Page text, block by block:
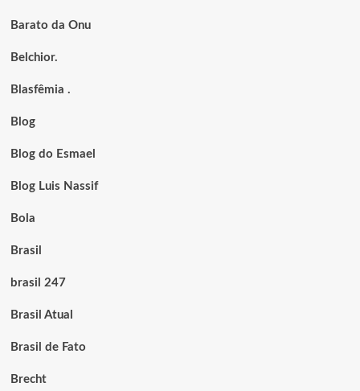
Barato da Onu
Belchior.
Blasfêmia .
Blog
Blog do Esmael
Blog Luis Nassif
Bola
Brasil
brasil 247
Brasil Atual
Brasil de Fato
Brecht